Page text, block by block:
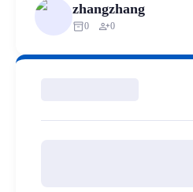
zhangzhang
inventory_20 person_add0